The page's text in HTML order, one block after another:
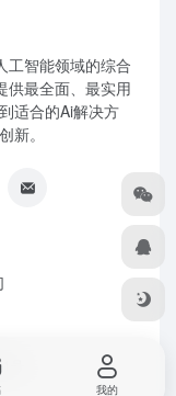
工智能领域的综合
供最全面、最实用
适合的Ai解决方
新。
号
我的